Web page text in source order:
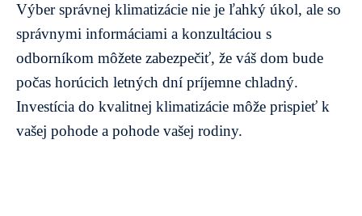
Výber správnej klimatizácie nie je ľahký úkol, ale so
správnymi informáciami a konzultáciou s
odborníkom môžete zabezpečiť, že váš dom bude
počas horúcich letných dní príjemne chladný.
Investícia do kvalitnej klimatizácie môže prispieť k
vašej pohode a pohode vašej rodiny.